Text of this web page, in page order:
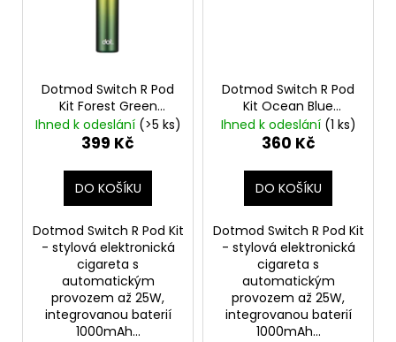
Dotmod Switch R Pod
Kit Forest Green
1000mAh
Ihned k odeslání (>5 ks)
399 Kč
DO KOŠÍKU
Dotmod Switch R Pod Kit
- stylová elektronická
cigareta s
automatickým
provozem až 25W,
integrovanou baterií
1000mAh...
Dotmod Switch R Pod
Kit Ocean Blue
1000mAh
Ihned k odeslání (1 ks)
360 Kč
DO KOŠÍKU
Dotmod Switch R Pod Kit
- stylová elektronická
cigareta s
automatickým
provozem až 25W,
integrovanou baterií
1000mAh...